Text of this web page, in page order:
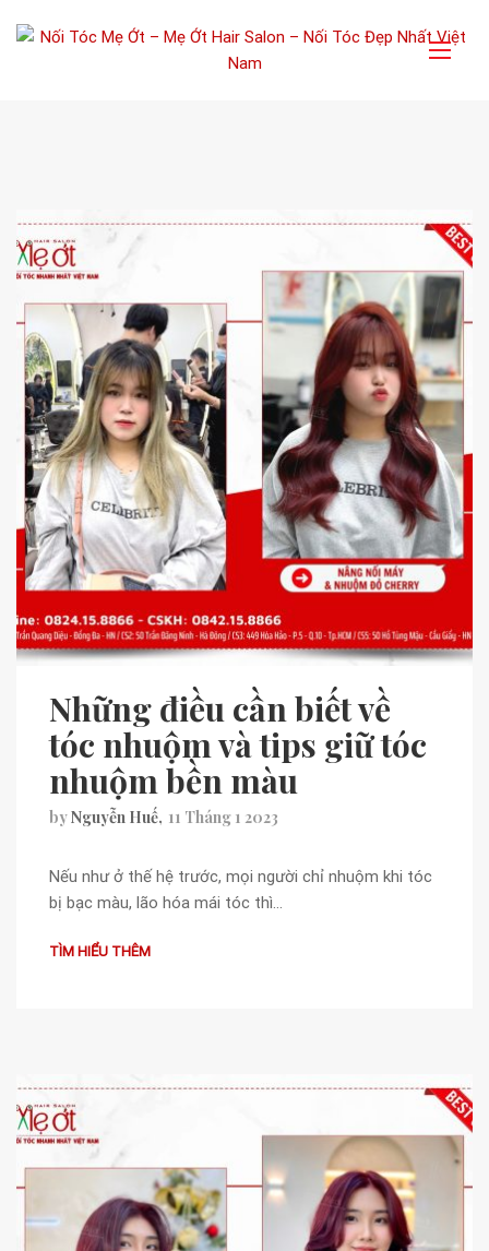
Những điều cần biết về
tóc nhuộm và tips giữ tóc
nhuộm bền màu
byNguyễn Huế 11 Tháng 1 2023
Nếu như ở thế hệ trước, mọi người chỉ nhuộm khi tóc
bị bạc màu, lão hóa mái tóc thì…
TÌM HIỂU THÊM